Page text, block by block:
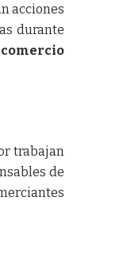
acciones
durante
comercio
trabajan
de